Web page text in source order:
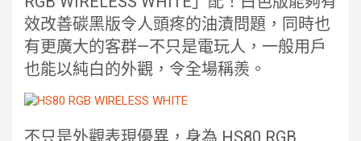
效改善碳黑版令人頭疼的油漬問題，同時也
有更廣大的客群—不只是電玩人，一般用戶
也能以純白的外觀，令全場稱羨。
不只是外觀表現優異，身為 HS80 RGB